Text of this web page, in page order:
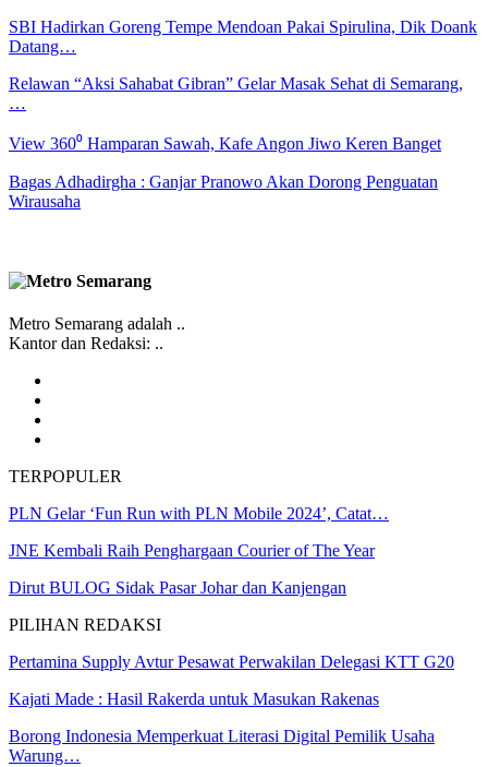
SBI Hadirkan Goreng Tempe Mendoan Pakai Spirulina, Dik Doank
Datang…
Relawan “Aksi Sahabat Gibran” Gelar Masak Sehat di Semarang,
…
View 360⁰ Hamparan Sawah, Kafe Angon Jiwo Keren Banget
Bagas Adhadirgha : Ganjar Pranowo Akan Dorong Penguatan
Wirausaha
Metro Semarang adalah ..
Kantor dan Redaksi: ..
TERPOPULER
PLN Gelar ‘Fun Run with PLN Mobile 2024’, Catat…
JNE Kembali Raih Penghargaan Courier of The Year
Dirut BULOG Sidak Pasar Johar dan Kanjengan
PILIHAN REDAKSI
Pertamina Supply Avtur Pesawat Perwakilan Delegasi KTT G20
Kajati Made : Hasil Rakerda untuk Masukan Rakenas
Borong Indonesia Memperkuat Literasi Digital Pemilik Usaha
Warung…